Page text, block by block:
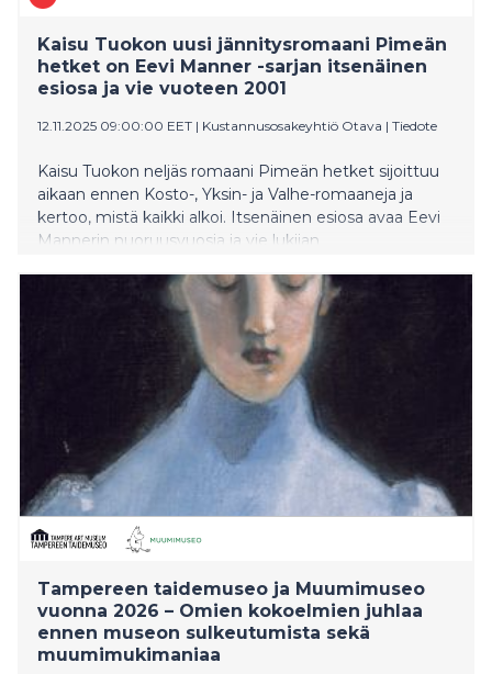
Kaisu Tuokon uusi jännitysromaani Pimeän
hetket on Eevi Manner -sarjan itsenäinen
esiosa ja vie vuoteen 2001
12.11.2025 09:00:00 EET | Kustannusosakeyhtiö Otava | Tiedote
Kaisu Tuokon neljäs romaani Pimeän hetket sijoittuu
aikaan ennen Kosto-, Yksin- ja Valhe-romaaneja ja
kertoo, mistä kaikki alkoi. Itsenäinen esiosa avaa Eevi
Mannerin nuoruusvuosia ja vie lukijan
Tampereen taidemuseo ja Muumimuseo
vuonna 2026 – Omien kokoelmien juhlaa
ennen museon sulkeutumista sekä
muumimukimaniaa